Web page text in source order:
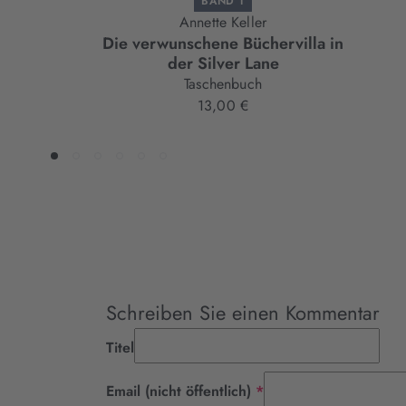
Annette Keller
Die verwunschene Büchervilla in
der Silver Lane
Taschenbuch
13,00 €
Schreiben Sie einen Kommentar
Titel
Email (nicht öffentlich) *